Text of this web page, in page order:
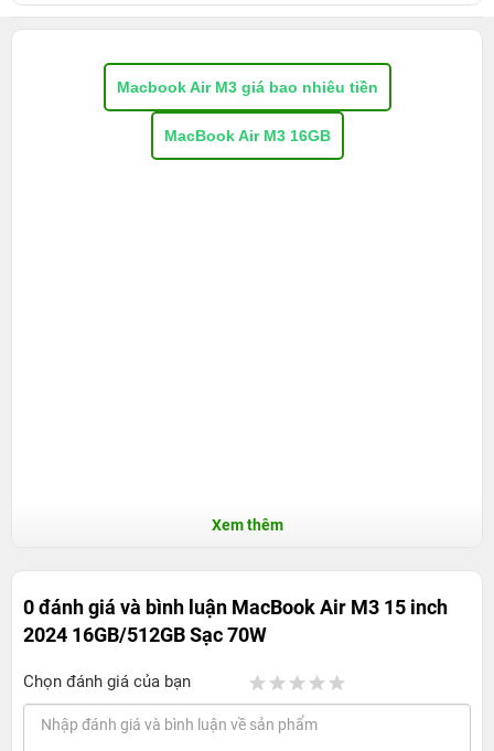
Macbook Air M3 giá bao nhiêu tiền
MacBook Air M3 16GB
Xem thêm
0 đánh giá và bình luận MacBook Air M3 15 inch
2024 16GB/512GB Sạc 70W
Chọn đánh giá của bạn